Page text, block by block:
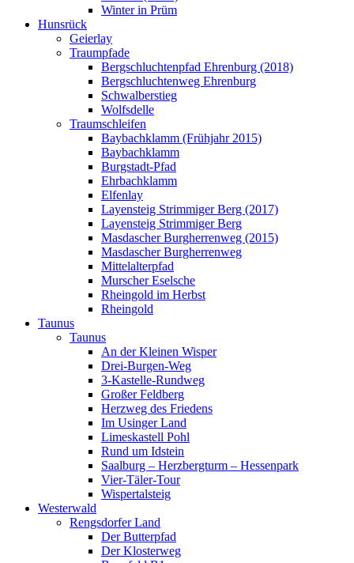
Winter in Prüm
Hunsrück
Geierlay
Traumpfade
Bergschluchtenpfad Ehrenburg (2018)
Bergschluchtenweg Ehrenburg
Schwalberstieg
Wolfsdelle
Traumschleifen
Baybachklamm (Frühjahr 2015)
Baybachklamm
Burgstadt-Pfad
Ehrbachklamm
Elfenlay
Layensteig Strimmiger Berg (2017)
Layensteig Strimmiger Berg
Masdascher Burgherrenweg (2015)
Masdascher Burgherrenweg
Mittelalterpfad
Murscher Eselsche
Rheingold im Herbst
Rheingold
Taunus
Taunus
An der Kleinen Wisper
Drei-Burgen-Weg
3-Kastelle-Rundweg
Großer Feldberg
Herzweg des Friedens
Im Usinger Land
Limeskastell Pohl
Rund um Idstein
Saalburg – Herzbergturm – Hessenpark
Vier-Täler-Tour
Wispertalsteig
Westerwald
Rengsdorfer Land
Der Butterpfad
Der Klosterweg